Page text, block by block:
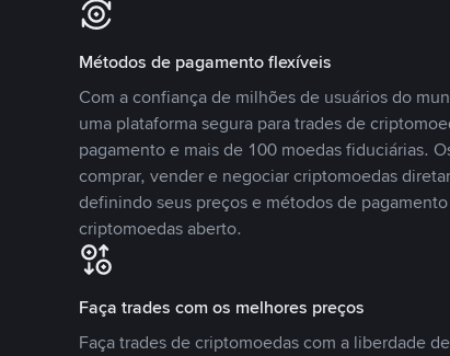
Métodos de pagamento flexíveis
Com a confiança de milhões de usuários do
uma plataforma segura para trades de
pagamento e mais de 100 moedas fiduciárias.
comprar, vender e negociar criptomoedas
definindo seus preços e métodos de
criptomoedas aberto.
Faça trades com os melhores preços
Faça trades de criptomoedas com a liberdade